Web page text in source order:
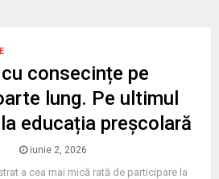
consecințe pe
lung. Pe ultimul
la educația preșcolară
iunie 2, 2026
a cea mai mică rată de participare la